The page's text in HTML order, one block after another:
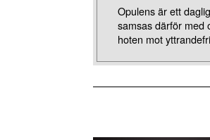
Opulens är ett
samsas därför med
hoten mot